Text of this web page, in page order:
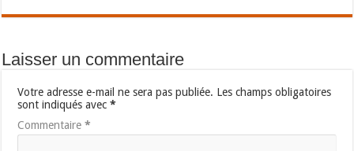
Laisser un commentaire
Votre adresse e-mail ne sera pas publiée. Les champs obligatoires
sont indiqués avec*
Commentaire*